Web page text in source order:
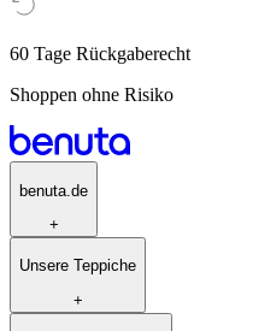
60 Tage Rückgaberecht
Shoppen ohne Risiko
benuta.de
+
Unsere Teppiche
+